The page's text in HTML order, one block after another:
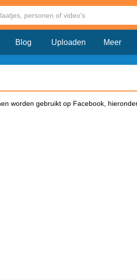
Blog Uploaden Meer
worden gebruikt op Facebook,